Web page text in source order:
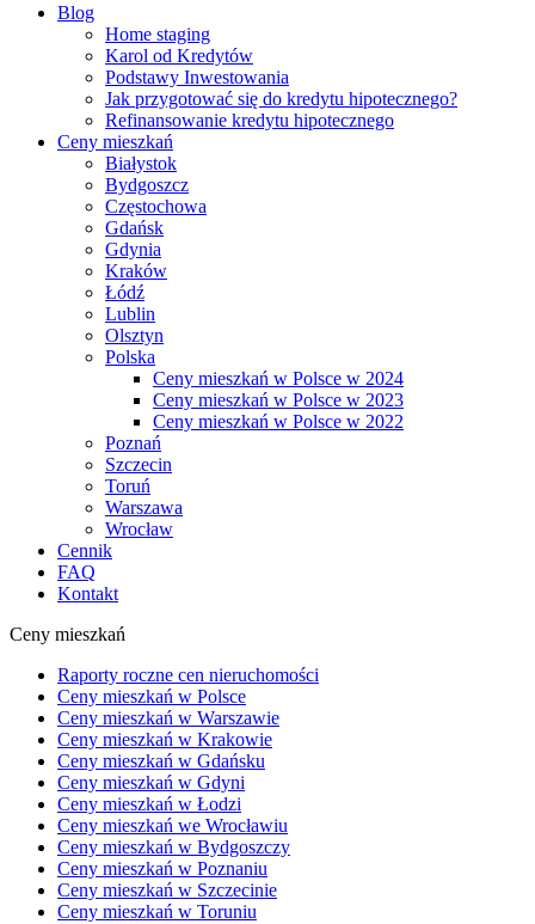
Blog
Home staging
Karol od Kredytów
Podstawy Inwestowania
Jak przygotować się do kredytu hipotecznego?
Refinansowanie kredytu hipotecznego
Ceny mieszkań
Białystok
Bydgoszcz
Częstochowa
Gdańsk
Gdynia
Kraków
Łódź
Lublin
Olsztyn
Polska
Ceny mieszkań w Polsce w 2024
Ceny mieszkań w Polsce w 2023
Ceny mieszkań w Polsce w 2022
Poznań
Szczecin
Toruń
Warszawa
Wrocław
Cennik
FAQ
Kontakt
Ceny mieszkań
Raporty roczne cen nieruchomości
Ceny mieszkań w Polsce
Ceny mieszkań w Warszawie
Ceny mieszkań w Krakowie
Ceny mieszkań w Gdańsku
Ceny mieszkań w Gdyni
Ceny mieszkań w Łodzi
Ceny mieszkań we Wrocławiu
Ceny mieszkań w Bydgoszczy
Ceny mieszkań w Poznaniu
Ceny mieszkań w Szczecinie
Ceny mieszkań w Toruniu